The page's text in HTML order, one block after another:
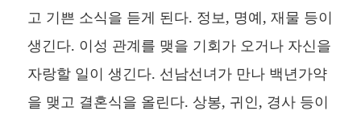
고 기쁜 소식을 듣게 된다. 정보, 명예, 재물 등이
생긴다. 이성 관계를 맺을 기회가 오거나 자신을
자랑할 일이 생긴다. 선남선녀가 만나 백년가약
을 맺고 결혼식을 올린다. 상봉, 귀인, 경사 등이